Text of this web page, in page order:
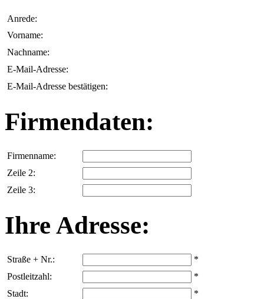
Anrede:
Vorname:
Nachname:
E-Mail-Adresse:
E-Mail-Adresse bestätigen:
Firmendaten:
Firmenname:
Zeile 2:
Zeile 3:
Ihre Adresse:
Straße + Nr.:
*
Postleitzahl:
*
Stadt:
*